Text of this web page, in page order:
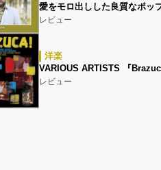
愛をモロ出しした良質なポッ
レビュー
洋楽
VARIOUS ARTISTS 『
レビュー